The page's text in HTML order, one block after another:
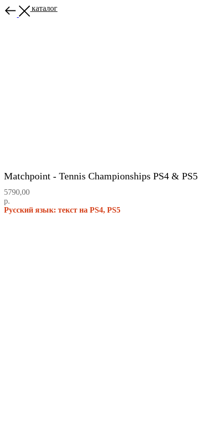
Назад в каталог
Matchpoint - Tennis Championships PS4 & PS5
5790,00
р.
Русский язык: текст на PS4, PS5